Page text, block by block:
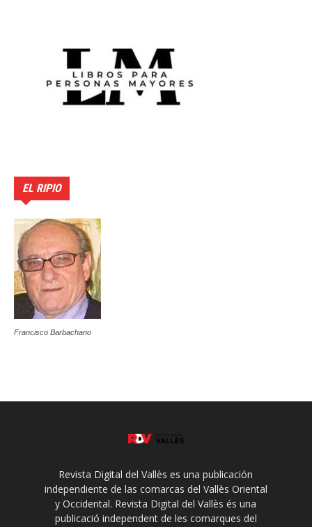
EL RIPIO
Francisco Barbachano
Revista Digital del Vallès es una publicación
independiente de las comarcas del Vallès Oriental
y Occidental. Revista Digital del Vallès és una
publicació independent de les comarques del